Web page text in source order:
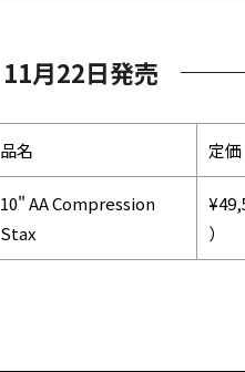
11月22日発売
品名 定価
10" AA Compression
Stax
）